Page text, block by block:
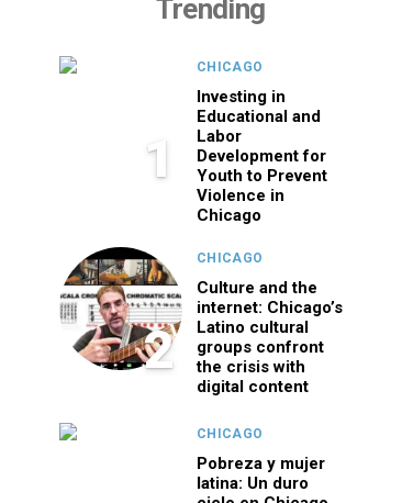
Trending
1
CHICAGO
Investing in
Educational and
Labor
Development for
Youth to Prevent
Violence in
Chicago
2
CHICAGO
Culture and the
internet: Chicago’s
Latino cultural
groups confront
the crisis with
digital content
CHICAGO
Pobreza y mujer
latina: Un duro